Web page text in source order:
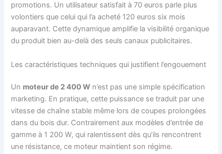
promotions. Un utilisateur satisfait à 70 euros parle plus
volontiers que celui qui l’a acheté 120 euros six mois
auparavant. Cette dynamique amplifie la visibilité organique
du produit bien au-delà des seuls canaux publicitaires.
Les caractéristiques techniques qui justifient l’engouement
Un moteur de 2 400 W n’est pas une simple spécification
marketing. En pratique, cette puissance se traduit par une
vitesse de chaîne stable même lors de coupes prolongées
dans du bois dur. Contrairement aux modèles d’entrée de
gamme à 1 200 W, qui ralentissent dès qu’ils rencontrent
une résistance, ce moteur maintient son régime.